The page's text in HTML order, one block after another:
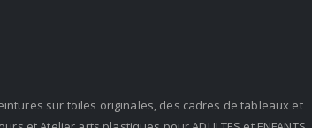
sur toiles originales, des cadres de tableaux et